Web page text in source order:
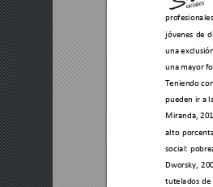
jóvenes de
una
una mayor
Teniendo
pueden ir a
Miranda,
alto
social:
Dworsky,
tutelados de